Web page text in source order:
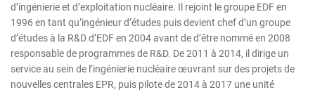
d’ingénierie et d’exploitation nucléaire. Il rejoint le groupe EDF en
1996 en tant qu’ingénieur d’études puis devient chef d’un groupe
d’études à la R&D d’EDF en 2004 avant de d’être nommé en 2008
responsable de programmes de R&D. De 2011 à 2014, il dirige un
service au sein de l’ingénierie nucléaire œuvrant sur des projets de
nouvelles centrales EPR, puis pilote de 2014 à 2017 une unité